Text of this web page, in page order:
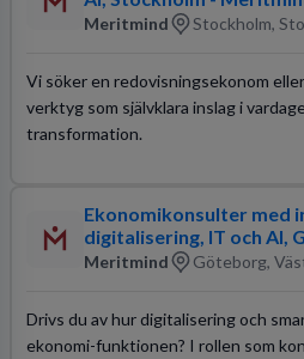
Meritmind Stockholm,
Vi söker en redovisningsekonom
verktyg som självklara inslag i
transformation.
Ekonomikonsulter med
digitalisering, IT och AI,
Meritmind Göteborg,
Drivs du av hur digitalisering och
ekonomi-funktionen? I rollen som